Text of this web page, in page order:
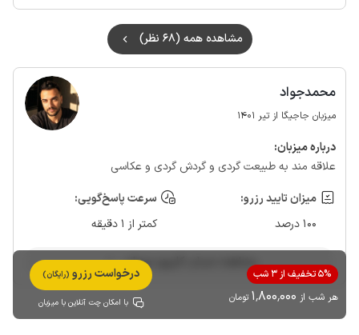
مشاهده همه (68 نظر)
محمدجواد
میزبان جاجیگا از تیر 1401
درباره‌ میزبان:
علاقه مند به طبیعت گردی و گردش گردی و عکاسی
میزان تایید رزرو:
100 درصد
سرعت پاسخ‌گویی:
کمتر از 1 دقیقه
مشاهده حساب کاربری میزبان
5% تخفیف از 3 شب
هر شب از 1٬800٬000 تومان
درخواست رزرو (رایگان)
با امکان چت آنلاین با میزبان